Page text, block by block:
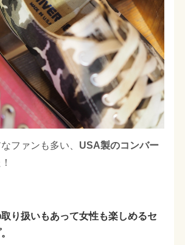
ファンも多い、 USA製のコンバー
り扱いもあって女性も楽しめるセ